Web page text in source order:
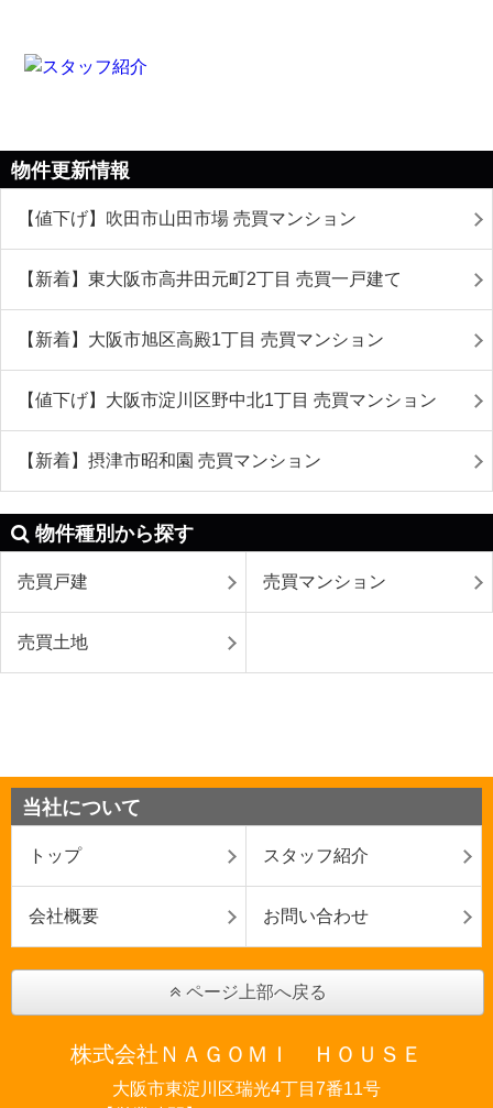
物件更新情報
【値下げ】吹田市山田市場 売買マンション
【新着】東大阪市高井田元町2丁目 売買一戸建て
【新着】大阪市旭区高殿1丁目 売買マンション
【値下げ】大阪市淀川区野中北1丁目 売買マンション
【新着】摂津市昭和園 売買マンション
物件種別から探す
売買戸建 売買マンション
売買土地
当社について
トップ スタッフ紹介
会社概要 お問い合わせ
ページ上部へ戻る
株式会社ＮＡＧＯＭＩ ＨＯＵＳＥ
大阪市東淀川区瑞光4丁目7番11号